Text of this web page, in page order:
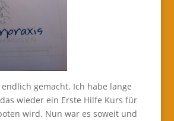
gemacht. Ich habe lange
wieder ein Erste Hilfe Kurs für
wird. Nun war es soweit und